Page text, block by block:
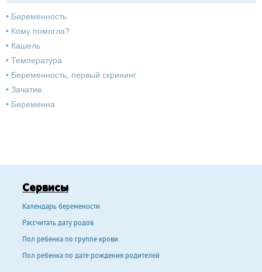
• Беременность
• Кому помогла?
• Кашель
• Температура
• Беременность, первый скрининг
• Зачатие
• Беременна
Сервисы
Календарь беремености
Рассчитать дату родов
Пол ребенка по группе крови
Пол ребенка по дате рождения родителей